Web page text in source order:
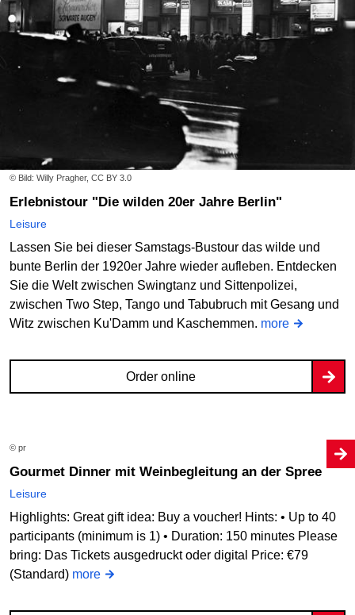
Die 1920er Jahre
Nollendorfplatz (vor der Berliner Sparkasse)
Order online
Die 1920er Jahre
Nollendorfplatz (vor der Berliner Sparkasse)
Thu 10/09/2026 17:30
Die 1920er Jahre
Nollendorfplatz (vor der Berliner Sparkasse)
Order online
© Bild: Willy Pragher, CC BY 3.0
Erlebnistour "Die wilden 20er Jahre Berlin"
Leisure
Lassen Sie bei dieser Samstags-Bustour das wilde und
bunte Berlin der 1920er Jahre wieder aufleben. Entdecken
Sie die Welt zwischen Swingtanz und Sittenpolizei,
zwischen Two Step, Tango und Tabubruch mit Gesang und
Witz zwischen Ku'Damm und Kaschemmen. more
Order online
© pr
Gourmet Dinner mit Weinbegleitung an der Spree
Leisure
Highlights: Great gift idea: Buy a voucher! Hints: • Up to 40
participants (minimum is 1) • Duration: 150 minutes Please
bring: Das Tickets ausgedruckt oder digital Price: €79
(Standard) more